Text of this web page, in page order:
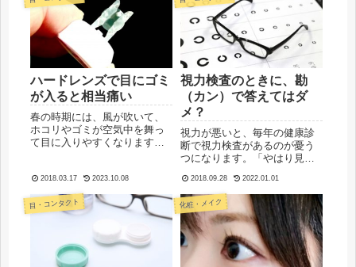
スを思い浮かべる人が多いと
思い...
げるからです。これは、初め
てコンタクトを処方してもら
った時に教えてもらいまし
た。コン...
ハードレンズで目にゴミ
が入ると相当痛い
春の時期には、風が吹いて、
ホコリやゴミが空気中を舞っ
て目に入りやすくなります。
が飛んでいることが特に多い
季節です。新学期や新年度の
時期なので、この機会に新た
にコンタクトレンズに変えた
2018.03.17 2023.10.08
視力検査のときに、勘
（カン）で答えてはダ
メ？
視力が悪いと、毎年の健康診
断で視力検査があるのが憂う
つになります。「やはり見え
認できてしまうからです。ま
た、「さらに視力が落ちてい
たら嫌だな〜」と不安になる
こともあります。目が悪いこ
とは分かっていても、「もっ
とくっ...
2018.09.28 2022.01.01
目・コンタクト 化粧・メイク